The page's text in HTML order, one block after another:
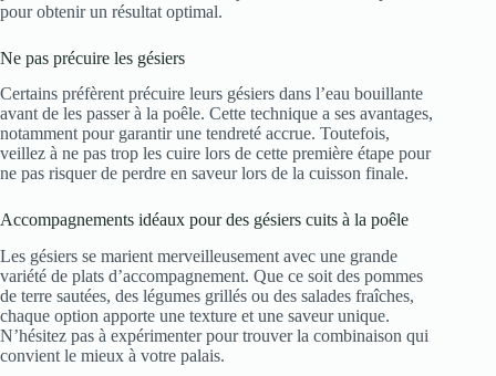
pour obtenir un résultat optimal.
Ne pas précuire les gésiers
Certains préfèrent précuire leurs gésiers dans l’eau bouillante
avant de les passer à la poêle. Cette technique a ses avantages,
notamment pour garantir une tendreté accrue. Toutefois,
veillez à ne pas trop les cuire lors de cette première étape pour
ne pas risquer de perdre en saveur lors de la cuisson finale.
Accompagnements idéaux pour des gésiers cuits à la poêle
Les gésiers se marient merveilleusement avec une grande
variété de plats d’accompagnement. Que ce soit des pommes
de terre sautées, des légumes grillés ou des salades fraîches,
chaque option apporte une texture et une saveur unique.
N’hésitez pas à expérimenter pour trouver la combinaison qui
convient le mieux à votre palais.